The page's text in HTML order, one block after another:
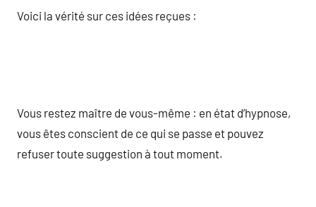
Voici la vérité sur ces idées reçues :
Vous restez maître de vous-même : en état d’hypnose,
vous êtes conscient de ce qui se passe et pouvez
refuser toute suggestion à tout moment.